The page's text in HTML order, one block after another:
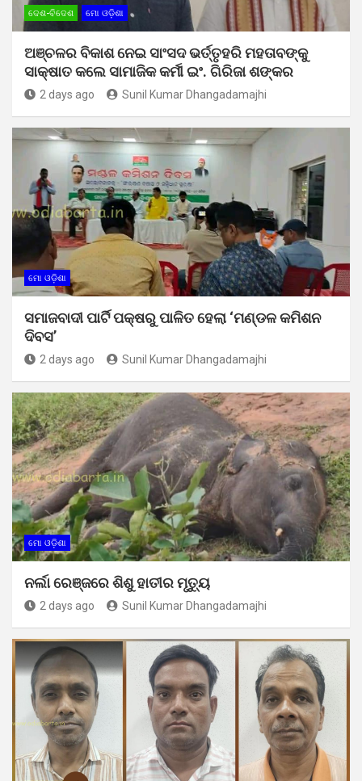
ଦେଶ-ବିଦେଶ ମୋ ଓଡ଼ିଶା
ଅଞ୍ଚଳର ବିକାଶ ନେଇ ସାଂସଦ ଭର୍ତ୍ତୃହରି ମହତାବଙ୍କୁ
ସାକ୍ଷାତ କଲେ ସାମାଜିକ କର୍ମୀ ଇଂ. ଗିରିଜା ଶଙ୍କର
2 days ago Sunil Kumar Dhangadamajhi
ମୋ ଓଡ଼ିଶା
ସମାଜବାଦୀ ପାର୍ଟି ପକ୍ଷରୁ ପାଳିତ ହେଲା ‘ମଣ୍ଡଳ କମିଶନ
ଦିବସ’
2 days ago Sunil Kumar Dhangadamajhi
ମୋ ଓଡ଼ିଶା
ନର୍ଲା ରେଞ୍ଜରେ ଶିଶୁ ହାତୀର ମୃତ୍ୟୁ
2 days ago Sunil Kumar Dhangadamajhi